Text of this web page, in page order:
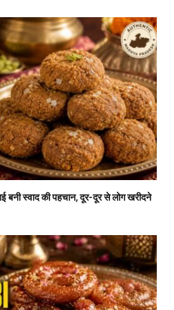
बनी स्वाद की पहचान, दूर-दूर से लोग खरीदने